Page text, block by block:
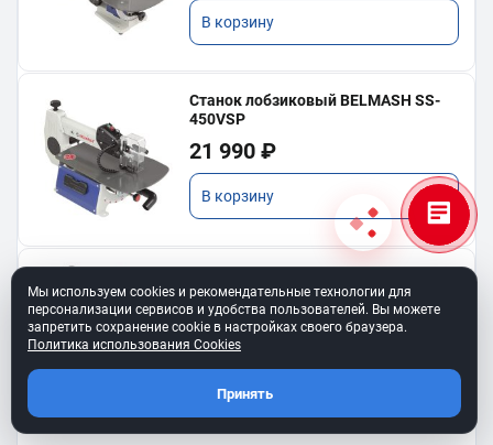
В корзину
Станок лобзиковый BELMASH SS-
450VSP
21 990 ₽
В корзину
560VSP
35 990 ₽
В корзину
Мы используем cookies и рекомендательные технологии для
персонализации сервисов и удобства пользователей. Вы можете
запретить сохранение cookie в настройках своего браузера.
Политика использования Cookies
Принять